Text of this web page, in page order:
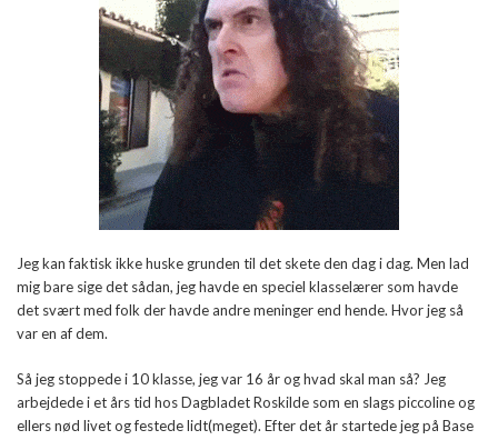
Jeg kan faktisk ikke huske grunden til det skete den dag i dag. Men lad
mig bare sige det sådan, jeg havde en speciel klasselærer som havde
det svært med folk der havde andre meninger end hende. Hvor jeg så
var en af dem.
Så jeg stoppede i 10 klasse, jeg var 16 år og hvad skal man så? Jeg
arbejdede i et års tid hos Dagbladet Roskilde som en slags piccoline og
ellers nød livet og festede lidt(meget). Efter det år startede jeg på Base